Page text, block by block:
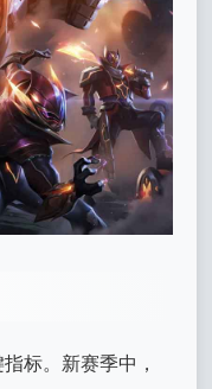
标。新赛季中，